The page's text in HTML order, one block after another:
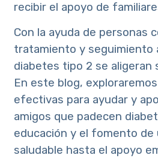
recibir el apoyo de
Con la ayuda de personas
tratamiento y seguimiento
diabetes tipo 2 se aligeran
En este blog,
efectivas para ayudar y
amigos que padecen
educación y el fomento de
saludable hasta el apoyo